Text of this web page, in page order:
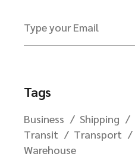
Tags
Business Shipping
Transit
Transport
Warehouse